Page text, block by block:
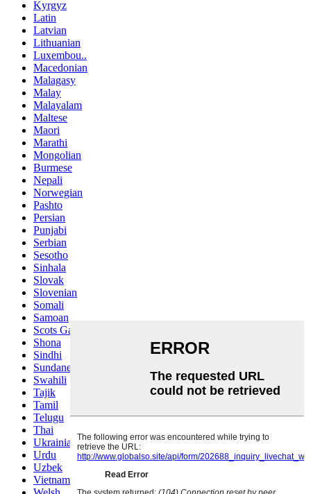
Kyrgyz
Latin
Latvian
Lithuanian
Luxembou..
Macedonian
Malagasy
Malay
Malayalam
Maltese
Maori
Marathi
Mongolian
Burmese
Nepali
Norwegian
Pashto
Persian
Punjabi
Serbian
Sesotho
Sinhala
Slovak
Slovenian
Somali
Samoan
Scots Gaelic
Shona
Sindhi
Sundanese
Swahili
Tajik
Tamil
Telugu
Thai
Ukrainian
Urdu
Uzbek
Vietnamese